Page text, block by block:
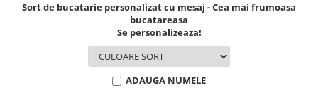
Sort de bucatarie personalizat cu mesaj - Cea mai frumoasa
bucatareasa
Se personalizeaza!
ADAUGA NUMELE